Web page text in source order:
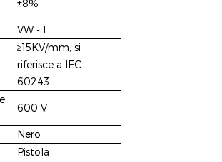
±8%
VW - 1
≥15KV/mm, si
riferisce a IEC
60243
600 V
Nero
Pistola